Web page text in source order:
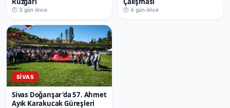
🕐 3 gün önce 🕐 4 gün önce
SIVAS
Sivas Doğanşar'da 57. Ahmet
Ayık Karakucak Güreşleri